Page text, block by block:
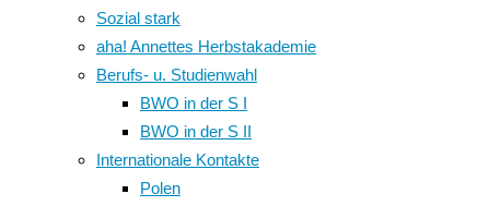
Sozial stark
aha! Annettes Herbstakademie
Berufs- u. Studienwahl
BWO in der S I
BWO in der S II
Internationale Kontakte
Polen